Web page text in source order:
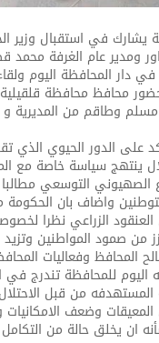
يشارك في استقبال وزير
ومدير عام الغرفة
دار المحافظة اليوم
محافظ محافظة
مسلم وطاقم من المديرية
على الدور الحيوي
ينتهج سياسة خاصة مع
التوسعي مطالبا
واضاف بان الحكومة
الزراعي نظرا
من صمود المواطنين
المحافظ وفعاليات
اليوم للمحافظة تندرج
المستهدفه من قبل
المعيقات وضعف
ان يخلق حالة من